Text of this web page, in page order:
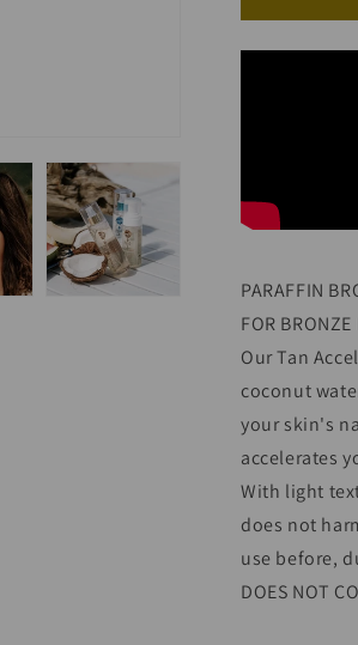
Tanning
PARAFFIN
FOR BRONZE
Our Tan
coconut
your skin's
accelerates
With light
does not
use before,
DOES NOT